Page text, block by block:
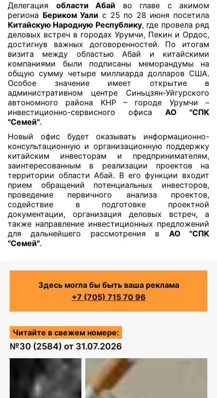
Делегация области Абай во главе с акимом
региона Бериком Уали с 25 по 28 июня посетила
Китайскую Народную Республику, где провела ряд
деловых встреч в городах Урумчи, Пекин и Ордос,
достигнув важных договоренностей. По итогам
визита между областью Абай и китайскими
компаниями были подписаны меморандумы на
общую сумму четыре миллиарда долларов США.
Особое значение имеет открытие в
административном центре Синьцзян-Уйгурского
автономного района КНР – городе Урумчи –
инвестиционно-сервисного офиса АО "СПК
"Семей".
Новый офис будет оказывать информационно-
консультационную и организационную поддержку
китайским инвесторам и предпринимателям,
заинтересованным в реализации проектов на
территории области Абай. В его функции входит
прием обращений потенциальных инвесторов,
проведение первичного анализа проектов,
содействие в подготовке проектной
документации, организация деловых встреч, а
также направление инвестиционных предложений
для дальнейшего рассмотрения в АО "СПК
"Семей".
Здесь могла бы быть ваша реклама
+7 (705) 715 70 96
Читайте в свежем номере:
№30 (2584) от 31.07.2026